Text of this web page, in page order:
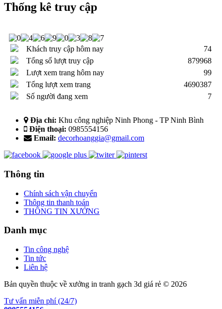
Thống kê truy cập
Khách truy cập hôm nay
74
Tổng số lượt truy cập
879968
Lượt xem trang hôm nay
99
Tổng lượt xem trang
4690387
Số người đang xem
7
Địa chỉ: Khu công nghiệp Ninh Phong - TP Ninh Bình
Điện thoại: 0985554156
Email: decorhoanggia@gmail.com
Thông tin
Chính sách vận chuyển
Thông tin thanh toán
THÔNG TIN XƯỞNG
Danh mục
Tin công nghệ
Tin tức
Liên hệ
Bản quyền thuộc về xưởng in tranh gạch 3d giá rẻ © 2026
Tư vấn miễn phí (24/7)